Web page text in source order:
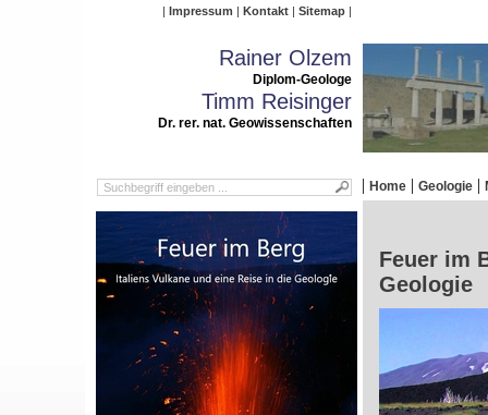
Impressum Kontakt Sitemap
Rainer Olzem
Diplom-Geologe
Timm Reisinger
Dr. rer. nat. Geowissenschaften
Home Geologie
Feuer im
Geologie